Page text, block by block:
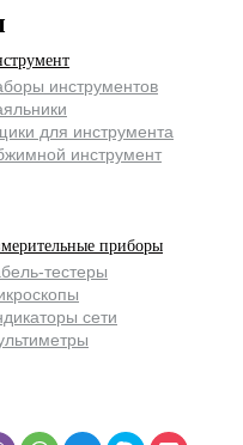
инструментов
для инструмента
инструмент
приборы
тестеры
сети